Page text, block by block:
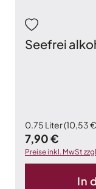
Seefrei
0.75 Liter(10,53
Regulärer
7,90 €
Preise inkl. MwSt
In